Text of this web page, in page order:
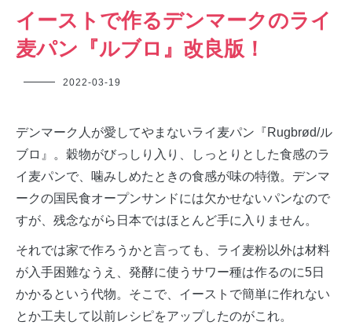
イーストで作るデンマークのライ
麦パン『ルブロ』改良版！
北
は
2022-03-19
デンマーク人が愛してやまないライ麦パン『Rugbrød/ル
ブロ』。穀物がびっしり入り、しっとりとした食感のラ
イ麦パンで、噛みしめたときの食感が味の特徴。デンマ
ークの国民食オープンサンドには欠かせないパンなので
すが、残念ながら日本ではほとんど手に入りません。
それでは家で作ろうかと言っても、ライ麦粉以外は材料
が入手困難なうえ、発酵に使うサワー種は作るのに5日
かかるという代物。そこで、イーストで簡単に作れない
とか工夫して以前レシピをアップしたのがこれ。